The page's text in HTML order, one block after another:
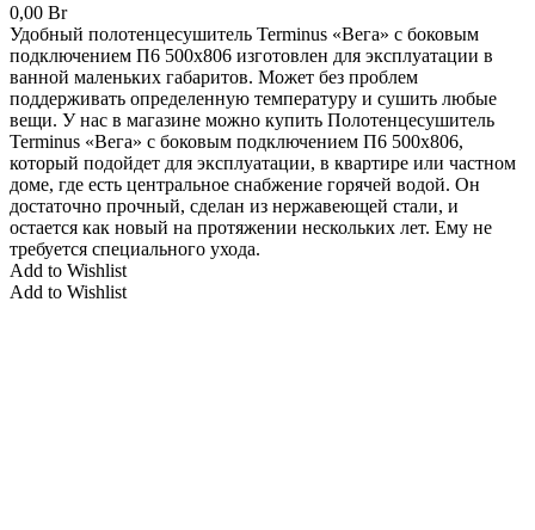
0,00 Br
Удобный полотенцесушитель Terminus «Вега» с боковым
подключением П6 500x806 изготовлен для эксплуатации в
ванной маленьких габаритов. Может без проблем
поддерживать определенную температуру и сушить любые
вещи. У нас в магазине можно купить Полотенцесушитель
Terminus «Вега» с боковым подключением П6 500x806,
который подойдет для эксплуатации, в квартире или частном
доме, где есть центральное снабжение горячей водой. Он
достаточно прочный, сделан из нержавеющей стали, и
остается как новый на протяжении нескольких лет. Ему не
требуется специального ухода.
Add to Wishlist
Add to Wishlist